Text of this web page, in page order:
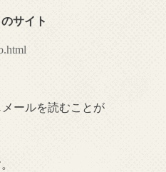
サイト
ールを読むことが